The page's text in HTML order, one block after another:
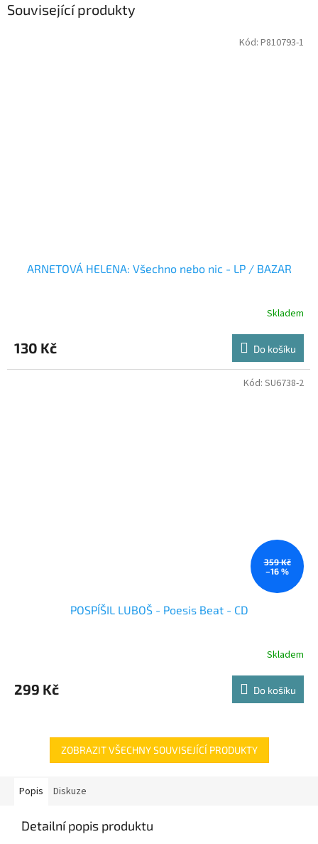
Související produkty
ARNETOVÁ HELENA: Všechno nebo nic - LP / BAZAR
Skladem
130 Kč Do košíku
Kód: P810793-1
359 Kč
–16 %
POSPÍŠIL LUBOŠ - Poesis Beat - CD
Skladem
299 Kč Do košíku
Kód: SU6738-2
ZOBRAZIT VŠECHNY SOUVISEJÍCÍ PRODUKTY
Popis Diskuze
Detailní popis produktu